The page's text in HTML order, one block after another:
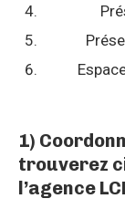
1)
trouverez
l’agence